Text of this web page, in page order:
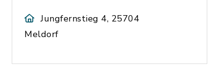
Jungfernstieg 4, 25704
Meldorf